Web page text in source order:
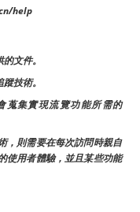
help
文件。
技術。
蒐集實現流覽功能所需的
，則需要在每次訪問時親自
使用者體驗，並且某些功能